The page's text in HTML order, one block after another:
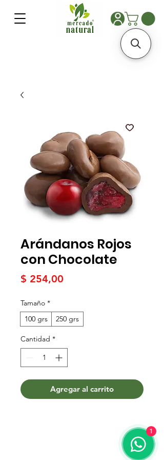
Arándanos Rojos
con Chocolate
$ 254,00
Tamaño *
100 grs
250 grs
Cantidad *
Agregar al carrito
1